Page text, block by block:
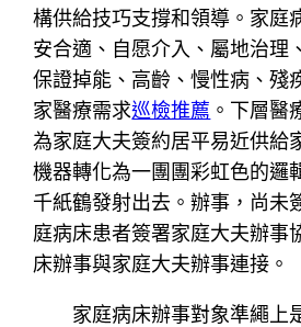
構供給技巧支撐和領導。家庭
安合適、自愿介入、屬地治理
保證掉能、高齡、慢性病、殘
家醫療需求巡檢推薦 。下層醫
為家庭大夫簽約居平易近供給
機器轉化為一團團彩虹色的邏
千紙鶴發射出去。辦事，尚未
庭病床患者簽署家庭大夫辦事
床辦事與家庭大夫辦事連接。
家庭病床辦事對象準繩上